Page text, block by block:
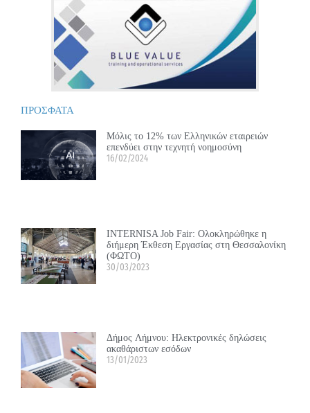
ΠΡΟΣΦΑΤΑ
Μόλις το 12% των Ελληνικών εταιρειών
επενδύει στην τεχνητή νοημοσύνη
16/02/2024
INTERNISA Job Fair: Ολοκληρώθηκε η
διήμερη Έκθεση Εργασίας στη Θεσσαλονίκη
(ΦΩΤΟ)
30/03/2023
Δήμος Λήμνου: Ηλεκτρονικές δηλώσεις
ακαθάριστων εσόδων
13/01/2023